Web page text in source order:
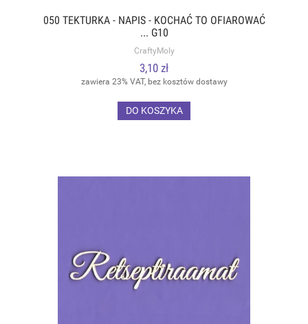
050 TEKTURKA - NAPIS - KOCHAĆ TO OFIAROWAĆ
... G10
CraftyMoly
3,10 zł
zawiera 23% VAT, bez kosztów dostawy
DO KOSZYKA